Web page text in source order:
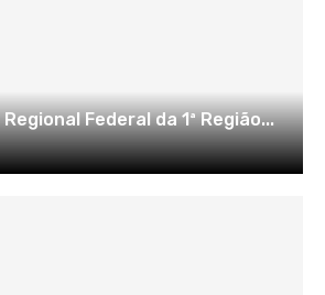
Federal da 1ª Região...